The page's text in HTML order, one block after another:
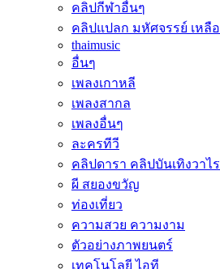
คลิปกีฬาอื่นๆ
คลิปแปลก มหัศจรรย์ เหลือ
thaimusic
อื่นๆ
เพลงเกาหลี
เพลงสากล
เพลงอื่นๆ
ละครทีวี
คลิปดารา คลิปบันเทิงวาไ
ผี สยองขวัญ
ท่องเที่ยว
ความสวย ความงาม
ตัวอย่างภาพยนตร์
เทคโนโลยี ไอที